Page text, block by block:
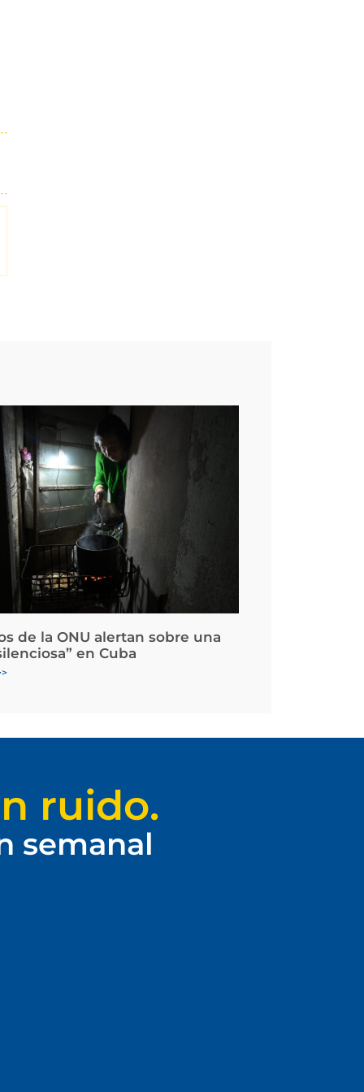
de la ONU alertan sobre una
en Cuba
ruido.
semanal